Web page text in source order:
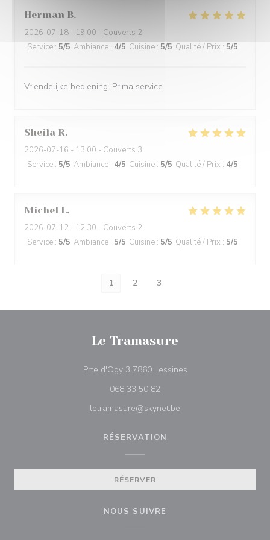
Herman B
2026-07-18 - 19:00 - Couverts 2
Service : 5/5 Ambiance : 4/5 Cuisine : 5/5 Qualité / Prix : 5/5
Vriendelijke bediening. Prima service
Sheila R
2026-07-16 - 13:00 - Couverts 3
Service : 5/5 Ambiance : 4/5 Cuisine : 5/5 Qualité / Prix : 4/5
Michel L
2026-07-12 - 12:30 - Couverts 2
Service : 5/5 Ambiance : 5/5 Cuisine : 5/5 Qualité / Prix : 5/5
1 2 3
Le Tramasure
Prte d'Ogy 3 7860 Lessines((ouvre une nouvelle
068 33 50 82
letramasure@skynet.be
RÉSERVATION
RÉSERVER
NOUS SUIVRE